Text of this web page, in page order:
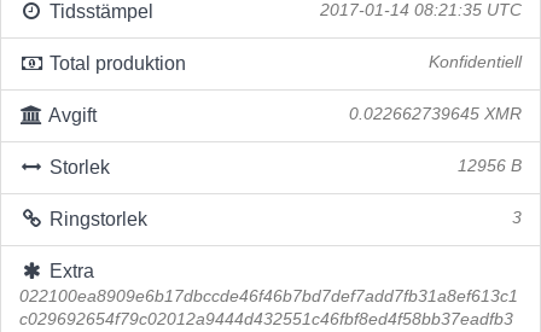
Tidsstämpel 2017-01-14 08:21:35 UTC
Total produktion Konfidentiell
Avgift 0.022662739645 XMR
Storlek 12956 B
Ringstorlek 3
Extra
022100ea8909e6b17dbccde46f46b7bd7def7add7fb31a8ef613c1
c029692654f79c02012a9444d432551c46fbf8ed4f58bb37eadfb3